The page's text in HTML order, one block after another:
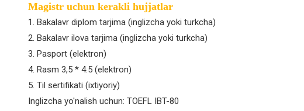
Magistr uchun kerakli hujjatlar
1. Bakalavr diplom tarjima (inglizcha yoki turkcha)
2. Bakalavr ilova tarjima (inglizcha yoki turkcha)
3. Pasport (elektron)
4. Rasm 3,5 * 4.5 (elektron)
5. Til sertifikati (ixtiyoriy)
Inglizcha yo'nalish uchun: TOEFL IBT-80